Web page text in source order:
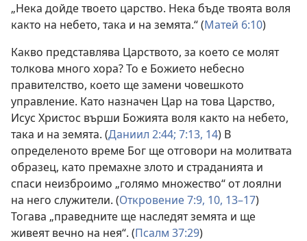
„Нека дойде твоето царство. Нека бъде твоята воля
както на небето, така и на земята.“ (Матей 6:10)
Какво представлява Царството, за което се молят
толкова много хора? То е Божието небесно
правителство, което ще замени човешкото
управление. Като назначен Цар на това Царство,
Исус Христос върши Божията воля както на небето,
така и на земята. (Даниил 2:44; 7:13, 14) В
определеното време Бог ще отговори на молитвата
образец, като премахне злото и страданията и
спаси неизброимо „голямо множество“ от лоялни
на него служители. (Откровение 7:9, 10, 13–17)
Тогава „праведните ще наследят земята и ще
живеят вечно на нея“. (Псалм 37:29)